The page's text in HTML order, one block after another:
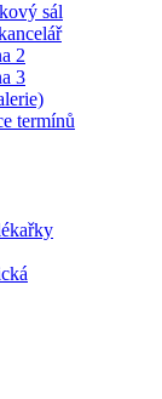
sál
2
3
termínů